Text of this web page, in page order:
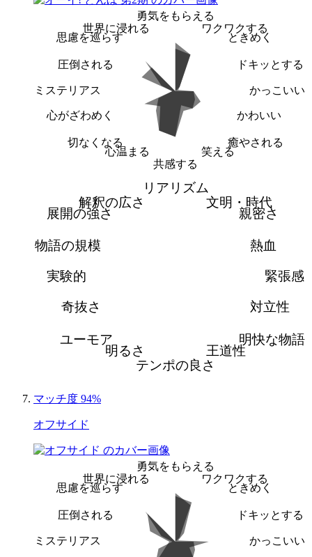
勇気をもらえる
ワクワクする
ときめく
ドキッとする
かっこいい
かわいい
癒やされる
笑える
共感する
心温まる
切なくなる
心がざわめく
ミステリアス
圧倒される
思慮を巡らす
世界に浸れる
リアリズム
文明・時代
親密さ
熱血
緊張感
対立性
明快な物語
王道性
テンポの良さ
明るさ
ユーモア
奇抜さ
実験的
物語の規模
展開の強さ
解釈の広さ
マッチ度 94%
オフサイド
勇気をもらえる
ワクワクする
ときめく
ドキッとする
かっこいい
ミステリアス
圧倒される
思慮を巡らす
世界に浸れる